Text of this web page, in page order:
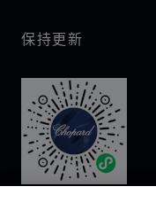
保持更新